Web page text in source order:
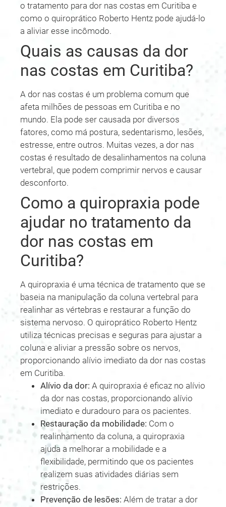
o tratamento para dor nas costas em Curitiba e
como o quiroprático Roberto Hentz pode ajudá-lo
a aliviar esse incômodo.
Quais as causas da dor
nas costas em Curitiba?
A dor nas costas é um problema comum que
afeta milhões de pessoas em Curitiba e no
mundo. Ela pode ser causada por diversos
fatores, como má postura, sedentarismo, lesões,
estresse, entre outros. Muitas vezes, a dor nas
costas é resultado de desalinhamentos na coluna
vertebral, que podem comprimir nervos e causar
desconforto.
Como a quiropraxia pode
ajudar no tratamento da
dor nas costas em
Curitiba?
A quiropraxia é uma técnica de tratamento que se
baseia na manipulação da coluna vertebral para
realinhar as vértebras e restaurar a função do
sistema nervoso. O quiroprático Roberto Hentz
utiliza técnicas precisas e seguras para ajustar a
coluna e aliviar a pressão sobre os nervos,
proporcionando alívio imediato da dor nas costas
em Curitiba.
Alívio da dor: A quiropraxia é eficaz no alívio
da dor nas costas, proporcionando alívio
imediato e duradouro para os pacientes.
Restauração da mobilidade: Com o
realinhamento da coluna, a quiropraxia
ajuda a melhorar a mobilidade e a
flexibilidade, permitindo que os pacientes
realizem suas atividades diárias sem
restrições.
Prevenção de lesões: Além de tratar a dor